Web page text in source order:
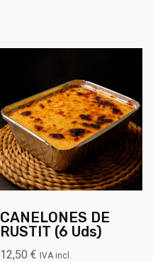
CANELONES DE
RUSTIT (6 Uds)
12,50€ IVA incl.